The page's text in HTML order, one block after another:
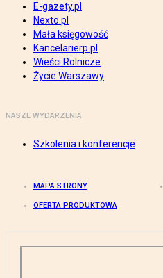
E-gazety.pl
Nexto.pl
Mała księgowość
Kancelarierp.pl
Wieści Rolnicze
Życie Warszawy
NASZE WYDARZENIA
Szkolenia i konferencje
MAPA STRONY
OFERTA PRODUKTOWA